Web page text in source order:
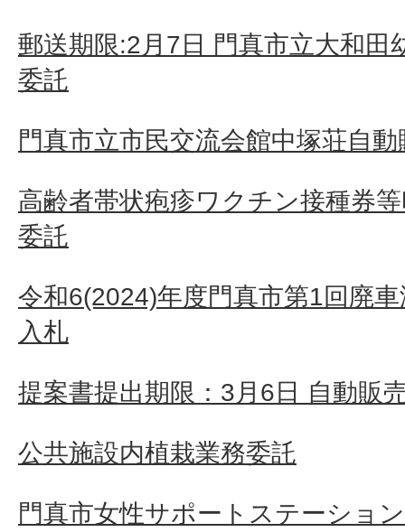
郵送期限:2月7日 門真市立大和田
委託
門真市立市民交流会館中塚荘自
高齢者帯状疱疹ワクチン接種券
委託
令和6(2024)年度門真市第1回廃
入札
提案書提出期限：3月6日 自動販
公共施設内植栽業務委託
門真市女性サポートステーショ